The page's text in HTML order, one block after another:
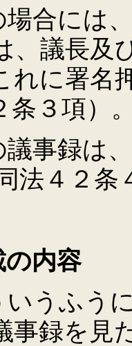
は、議
、議長及
れに署名
条３項）
は、理
法４２条
内容
うに書
事録を見